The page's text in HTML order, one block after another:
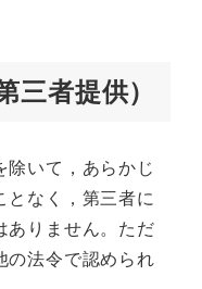
三者提供）
除いて，あらかじ
となく，第三者に
ありません。ただ
の法令で認められ